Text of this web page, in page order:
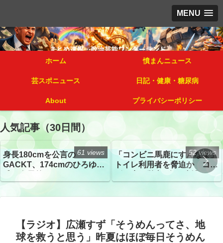
MENU
ホーム 憤まんニュース
芸スポニュース 日記・健康・糖尿病
About プライバシーポリシー
人気記事（30日間）
身長180cmを公言の
GACKT、174cmのひろゆき
トざわつき イベントでの写
真が話題
61 views
「コンビニ馬鹿にすんなよ」
トイレ利用者を脅迫か コン
52 views
【ラジオ】広瀬すず「そうめんってさ、地
球を救うと思う」昨夏はほぼ毎日そうめん